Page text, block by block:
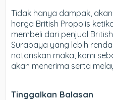
Tidak hanya dampak,
harga British Propolis
membeli dari penjual
Surabaya yang lebih
notariskan maka, kami
akan menerima serta
Tinggalkan Balasan